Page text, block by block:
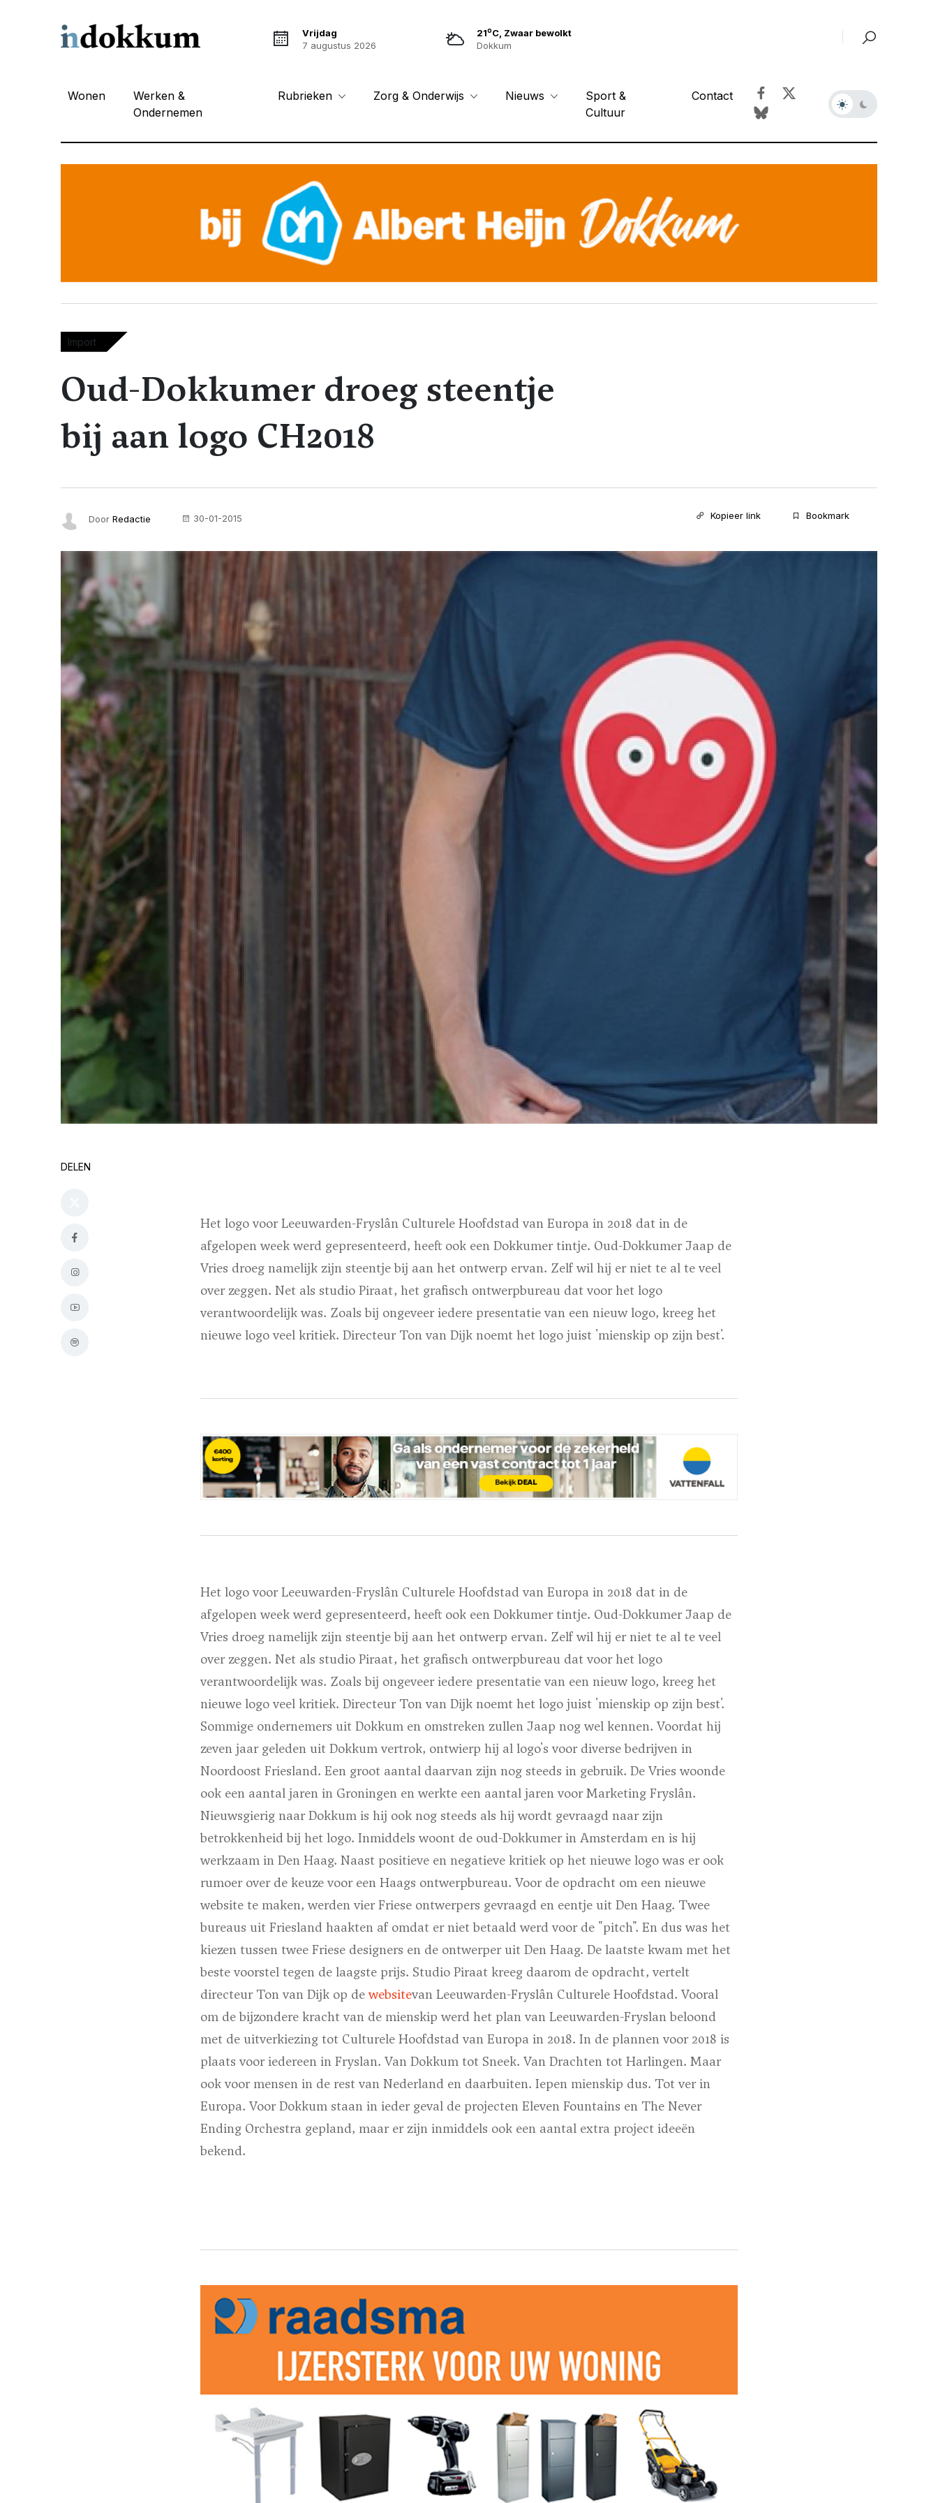
Vrijdag
7 augustus 2026
21oC, Zwaar bewolkt
Dokkum
Wonen
Werken &
Ondernemen
Rubrieken Zorg & Onderwijs Nieuws
Sport &
Cultuur
Contact
Import
Oud-Dokkumer droeg steentje
bij aan logo CH2018
Door Redactie 30-01-2015 Kopieer link Bookmark
DELEN
Het logo voor Leeuwarden-Fryslân Culturele Hoofdstad van Europa in 2018 dat in de
afgelopen week werd gepresenteerd, heeft ook een Dokkumer tintje. Oud-Dokkumer Jaap de
Vries droeg namelijk zijn steentje bij aan het ontwerp ervan. Zelf wil hij er niet te al te veel
over zeggen. Net als studio Piraat, het grafisch ontwerpbureau dat voor het logo
verantwoordelijk was. Zoals bij ongeveer iedere presentatie van een nieuw logo, kreeg het
nieuwe logo veel kritiek. Directeur Ton van Dijk noemt het logo juist 'mienskip op zijn best'.
Het logo voor Leeuwarden-Fryslân Culturele Hoofdstad van Europa in 2018 dat in de
afgelopen week werd gepresenteerd, heeft ook een Dokkumer tintje. Oud-Dokkumer Jaap de
Vries droeg namelijk zijn steentje bij aan het ontwerp ervan. Zelf wil hij er niet te al te veel
over zeggen. Net als studio Piraat, het grafisch ontwerpbureau dat voor het logo
verantwoordelijk was. Zoals bij ongeveer iedere presentatie van een nieuw logo, kreeg het
nieuwe logo veel kritiek. Directeur Ton van Dijk noemt het logo juist 'mienskip op zijn best'.
Sommige ondernemers uit Dokkum en omstreken zullen Jaap nog wel kennen. Voordat hij
zeven jaar geleden uit Dokkum vertrok, ontwierp hij al logo's voor diverse bedrijven in
Noordoost Friesland. Een groot aantal daarvan zijn nog steeds in gebruik. De Vries woonde
ook een aantal jaren in Groningen en werkte een aantal jaren voor Marketing Fryslân.
Nieuwsgierig naar Dokkum is hij ook nog steeds als hij wordt gevraagd naar zijn
betrokkenheid bij het logo. Inmiddels woont de oud-Dokkumer in Amsterdam en is hij
werkzaam in Den Haag. Naast positieve en negatieve kritiek op het nieuwe logo was er ook
rumoer over de keuze voor een Haags ontwerpbureau. Voor de opdracht om een nieuwe
website te maken, werden vier Friese ontwerpers gevraagd en eentje uit Den Haag. Twee
bureaus uit Friesland haakten af omdat er niet betaald werd voor de "pitch". En dus was het
kiezen tussen twee Friese designers en de ontwerper uit Den Haag. De laatste kwam met het
beste voorstel tegen de laagste prijs. Studio Piraat kreeg daarom de opdracht, vertelt
directeur Ton van Dijk op dewebsitevan Leeuwarden-Fryslân Culturele Hoofdstad. Vooral
om de bijzondere kracht van de mienskip werd het plan van Leeuwarden-Fryslan beloond
met de uitverkiezing tot Culturele Hoofdstad van Europa in 2018. In de plannen voor 2018 is
plaats voor iedereen in Fryslan. Van Dokkum tot Sneek. Van Drachten tot Harlingen. Maar
ook voor mensen in de rest van Nederland en daarbuiten. Iepen mienskip dus. Tot ver in
Europa. Voor Dokkum staan in ieder geval de projecten Eleven Fountains en The Never
Ending Orchestra gepland, maar er zijn inmiddels ook een aantal extra project ideeën
bekend.